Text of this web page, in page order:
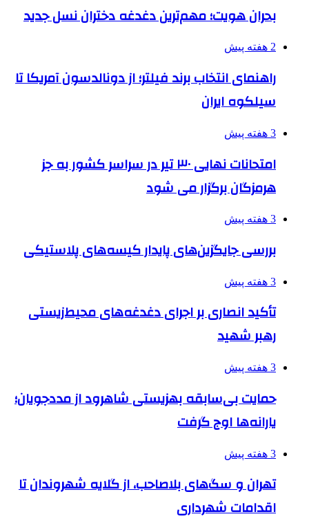
بحران هویت؛ مهم‌ترین دغدغه دختران نسل جدید
2 هفته پیش
راهنمای انتخاب برند فیلتر؛ از دونالدسون آمریکا تا
سیلکوه ایران
3 هفته پیش
امتحانات نهایی ۳۰ تیر در سراسر کشور به جز
هرمزگان برگزار می شود
3 هفته پیش
بررسی جایگزین‌های پایدار کیسه‌های پلاستیکی
3 هفته پیش
تأکید انصاری بر اجرای دغدغه‌های محیط‌زیستی
رهبر شهید
3 هفته پیش
حمایت بی‌سابقه بهزیستی شاهرود از مددجویان؛
یارانه‌ها اوج گرفت
3 هفته پیش
تهران و سگ‌های بلاصاحب، از گلایه شهروندان تا
اقدامات شهرداری